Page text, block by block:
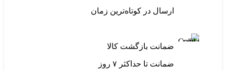
ارسال در کوتاه‌ترین زمان
ضمانت بازگشت کالا
ضمانت تا حداکثر ۷ روز